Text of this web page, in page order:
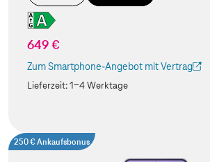
649 €
Zum Smartphone-Angebot mit Vertrag
(Der Link wird in einem neuen Tab geöffnet)
Lieferzeit:1-4 Werktage
250 € Ankaufsbonus